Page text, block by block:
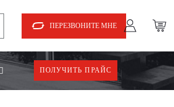
ПЕРЕЗВОНИТЕ МНЕ
ПОЛУЧИТЬ ПРАЙС